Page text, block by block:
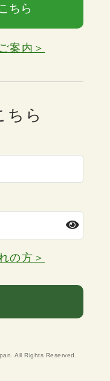
ちら
案内＞
ちら
の方＞
All Rights Reserved.